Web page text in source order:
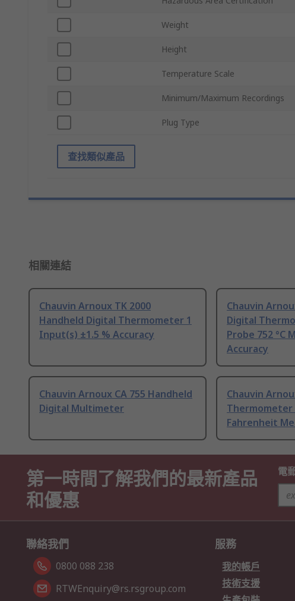
Weight
Height
Temperature Scale
Minimum/Maximum Recordings
Plug Type
查找類似產品
相關連結
Chauvin Arnoux TK 2000
Handheld Digital Thermometer 1
Input(s) ±1.5 % Accuracy
Chauvin
Digital
Probe 752 °C
Accuracy
Chauvin Arnoux CA 755 Handheld
Digital Multimeter
Chauvin
Thermometer
Fahrenheit
第一時間了解我們的最新產品
和優惠
電
聯絡我們
0800 088 238
RTWEnquiry@rs.rsgroup.com
服務
我的帳戶
技術支援